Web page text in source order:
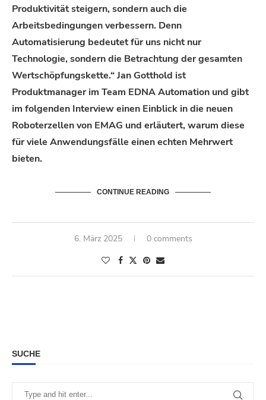
Produktivität steigern, sondern auch die
Arbeitsbedingungen verbessern. Denn
Automatisierung bedeutet für uns nicht nur
Technologie, sondern die Betrachtung der gesamten
Wertschöpfungskette.“Jan Gotthold ist
Produktmanagerim Team EDNA Automation und gibt
im folgenden Interview einen Einblick in die neuen
Roboterzellen von EMAG und erläutert, warum diese
für viele Anwendungsfälle einen echten Mehrwert
bieten.
CONTINUE READING
6. März 2025 0 comments
SUCHE